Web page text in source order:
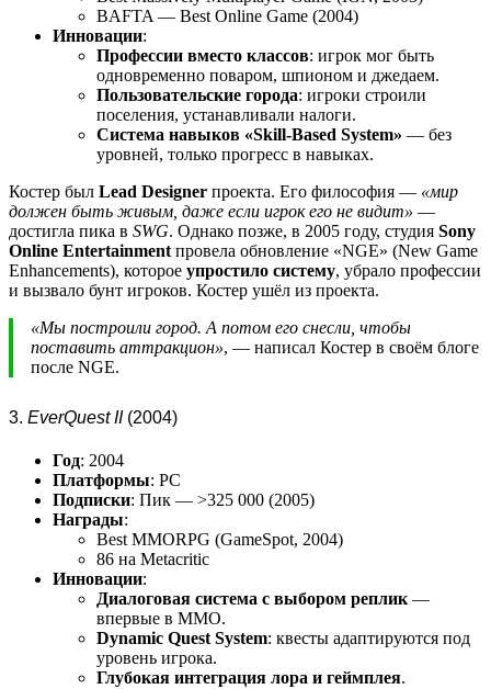
BAFTA — Best Online Game (2004)
Инновации:
Профессии вместо классов: игрок мог быть
одновременно поваром, шпионом и джедаем.
Пользовательские города: игроки строили
поселения, устанавливали налоги.
Система навыков «Skill-Based System» — без
уровней, только прогресс в навыках.
Костер был Lead Designer проекта. Его философия — «мир
должен быть живым, даже если игрок его не видит» —
достигла пика в SWG. Однако позже, в 2005 году, студия Sony
Online Entertainment провела обновление «NGE» (New Game
Enhancements), которое упростило систему, убрало профессии
и вызвало бунт игроков. Костер ушёл из проекта.
«Мы построили город. А потом его снесли, чтобы
поставить аттракцион», — написал Костер в своём блоге
после NGE.
3. EverQuest II(2004)
Год: 2004
Платформы: PC
Подписки: Пик — >325 000 (2005)
Награды:
Best MMORPG (GameSpot, 2004)
86 на Metacritic
Инновации:
Диалоговая система с выбором реплик—
впервые в MMO.
Dynamic Quest System: квесты адаптируются под
уровень игрока.
Глубокая интеграция лора и геймплея.